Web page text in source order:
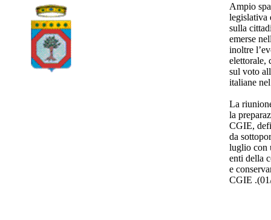
Ampio
legislativa
sulla
emerse
inoltre
elettorale,
sul voto
italiane
La
la
CGIE,
da
luglio con
enti della
e
CGIE